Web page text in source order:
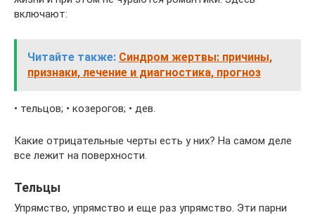
включают:
Читайте также: Синдром жертвы: причины,
признаки, лечение и диагностика, прогноз
• тельцов; • козерогов; • дев.
Какие отрицательные черты есть у них? На самом деле
все лежит на поверхности.
Тельцы
Упрямство, упрямство и еще раз упрямство. Эти парни